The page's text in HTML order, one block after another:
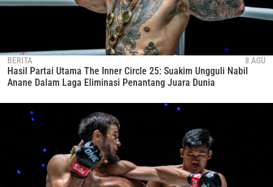
BERITA 8 AGU
Hasil Partai Utama The Inner Circle 25: Suakim Ungguli Nabil
Anane Dalam Laga Eliminasi Penantang Juara Dunia